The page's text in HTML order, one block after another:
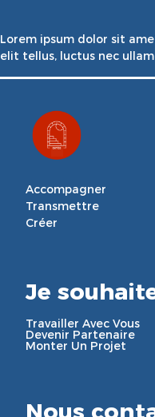
Lorem ipsum dolor sit
elit tellus, luctus nec
Accompagner
Transmettre
Créer
Je
Travailler Avec Vous
Devenir Partenaire
Monter Un Projet
Nous